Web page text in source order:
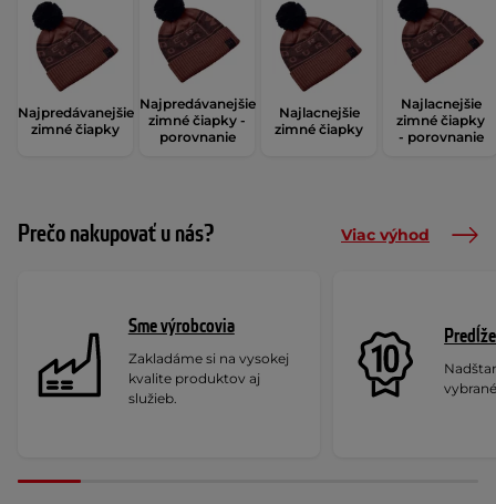
Najpredávanejšie
zimné čiapky
Najpredávanejšie
zimné čiapky -
porovnanie
Najlacnejšie
zimné čiapky
Najlacnejšie
zimné čiapky
- porovnanie
Prečo nakupovať u nás? Viac výhod
Sme výrobcovia
Zakladáme si na vysokej
kvalite produktov aj
služieb.